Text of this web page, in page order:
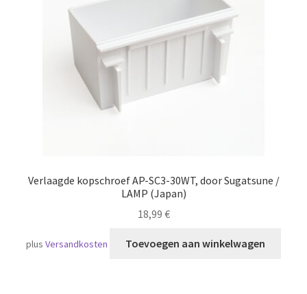
Scheepvaart
Verlaagde kopschroef AP-SC3-30WT, door Sugatsune /
LAMP (Japan)
18,99 €
plusVersandkosten Toevoegen aan winkelwagen